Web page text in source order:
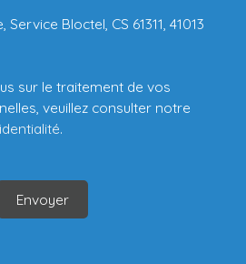
Bloctel, CS 61311, 41013
sur le traitement de vos
veuillez consulter notre
.
Envoyer